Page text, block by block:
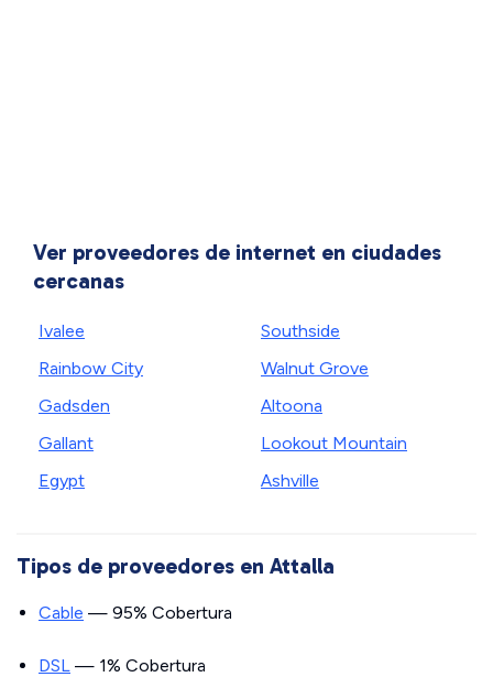
Ver proveedores de internet en ciudades
cercanas
Ivalee
Rainbow City
Gadsden
Gallant
Egypt
Southside
Walnut Grove
Altoona
Lookout Mountain
Ashville
Tipos de proveedores en Attalla
Cable — 95% Cobertura
DSL — 1% Cobertura